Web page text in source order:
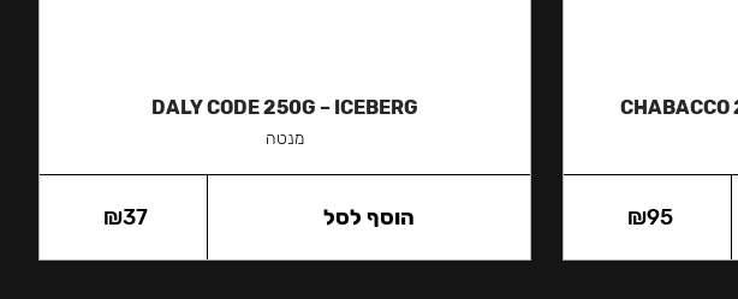
CHABACCO
₪95
DALY CODE 250G – ICEBERG
מנטה
₪37 הוסף לסל